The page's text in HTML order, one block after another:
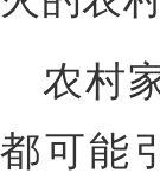
农村
都可能